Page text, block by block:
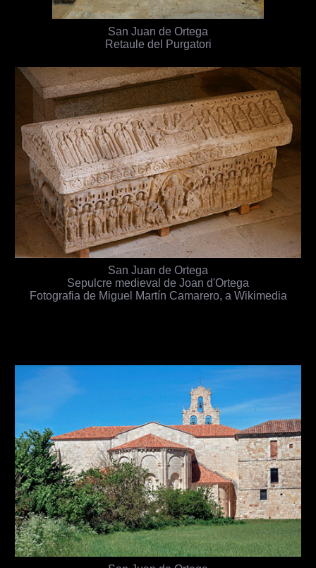
San Juan de Ortega
Retaule del Purgatori
San Juan de Ortega
Sepulcre medieval de Joan d'Ortega
Fotografia de Miguel Martín Camarero, a Wikimedia